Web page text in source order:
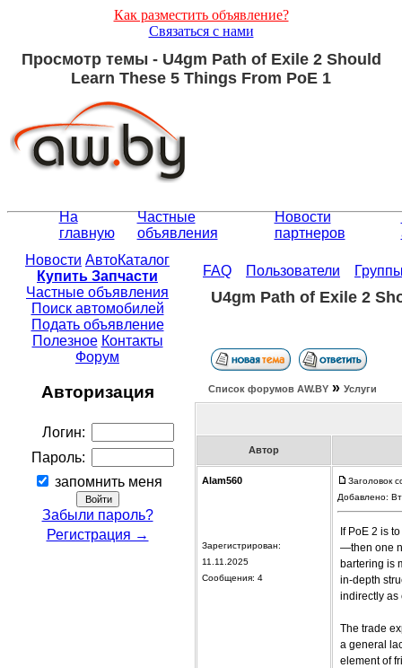
Как разместить объявление?
Связаться с нами
Просмотр темы - U4gm Path of Exile 2 Should
Learn These 5 Things From PoE 1
На
главную
Частные
объявления
Новости
партнеров
Новости АвтоКаталог
Купить Запчасти
Частные объявления
Поиск автомобилей
Подать объявление
Полезное Контакты
Форум
Авторизация
Логин:
Пароль:
запомнить меня
Забыли пароль?
Регистрация →
FAQ Пользователи
U4gm Path of Exile 2
Список форумов АW.BY » Услуги
Автор
Alam560
Зарегистрирован:
11.11.2025
Сообщения: 4
Заголовок
Добавлено:
If PoE 2 is
—then one
bartering is
in-depth
indirectly as
The trade
a general
element of